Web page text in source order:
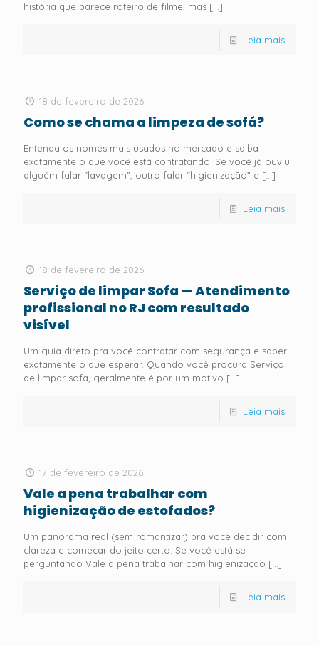
história que parece roteiro de filme, mas […]
Leia mais
18 de fevereiro de 2026
Como se chama a limpeza de sofá?
Entenda os nomes mais usados no mercado e saiba
exatamente o que você está contratando. Se você já ouviu
alguém falar “lavagem”, outro falar “higienização” e […]
Leia mais
18 de fevereiro de 2026
Serviço de limpar Sofa — Atendimento
profissional no RJ com resultado
visível
Um guia direto pra você contratar com segurança e saber
exatamente o que esperar. Quando você procura Serviço
de limpar sofa, geralmente é por um motivo […]
Leia mais
17 de fevereiro de 2026
Vale a pena trabalhar com
higienização de estofados?
Um panorama real (sem romantizar) pra você decidir com
clareza e começar do jeito certo. Se você está se
perguntando Vale a pena trabalhar com higienização […]
Leia mais